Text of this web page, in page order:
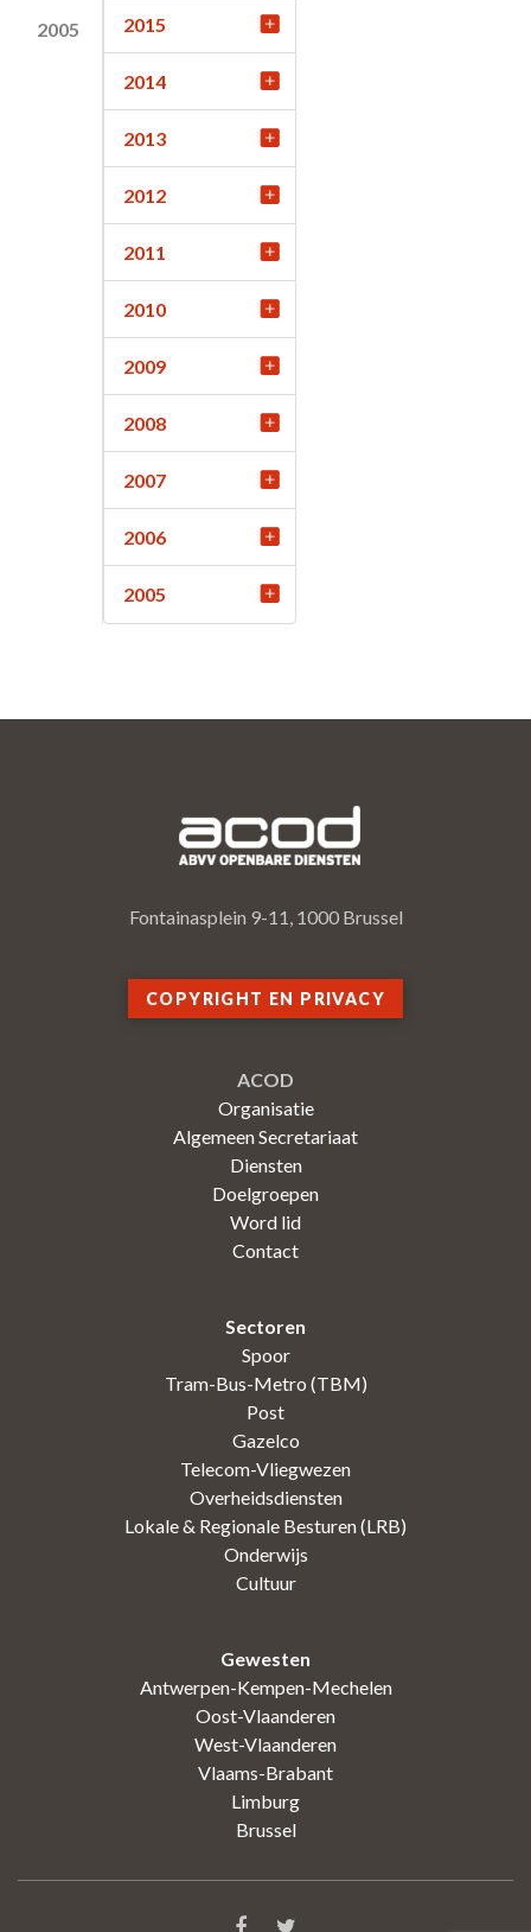
2005 2015
2014
2013
2012
2011
2010
2009
2008
2007
2006
2005
Fontainasplein 9-11, 1000 Brussel
COPYRIGHT EN PRIVACY
ACOD
Organisatie
Algemeen Secretariaat
Diensten
Doelgroepen
Word lid
Contact
Sectoren
Spoor
Tram-Bus-Metro (TBM)
Post
Gazelco
Telecom-Vliegwezen
Overheidsdiensten
Lokale & Regionale Besturen (LRB)
Onderwijs
Cultuur
Gewesten
Antwerpen-Kempen-Mechelen
Oost-Vlaanderen
West-Vlaanderen
Vlaams-Brabant
Limburg
Brussel